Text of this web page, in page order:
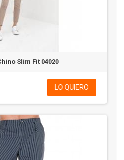
Slim Fit 04020
LO QUIERO